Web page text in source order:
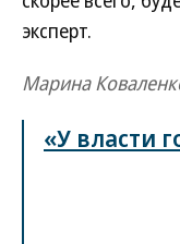
эксперт.
Марина
«У власти